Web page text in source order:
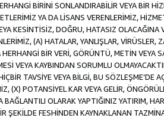
BİRİNİ SONLANDIRABİLİR VEYA BİR
YA DA LİSANS VERENLERİMİZ,
KESİNTİSİZ, DOĞRU, HATASIZ
(A) HATALAR, YANLIŞLAR,
BİR VERİ, GÖRÜNTÜ, METİN VEYA
VEYA KAYBINDAN SORUMLU
TAVSİYE VEYA BİLGİ, BU
(X) POTANSİYEL KAR VEYA GELİR,
OLARAK YAPTIĞINIZ YATIRIM,
ŞEKİLDE FESHİNDEN KAYNAKLANAN